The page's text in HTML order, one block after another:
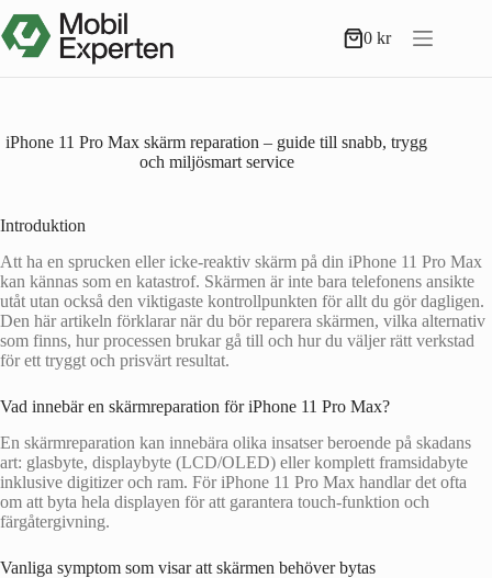
till
innehåll
Varukorg
0kr
iPhone 11 Pro Max skärm reparation – guide till snabb, trygg
och miljösmart service
Introduktion
Att ha en sprucken eller icke-reaktiv skärm på din iPhone 11 Pro Max
kan kännas som en katastrof. Skärmen är inte bara telefonens ansikte
utåt utan också den viktigaste kontrollpunkten för allt du gör dagligen.
Den här artikeln förklarar när du bör reparera skärmen, vilka alternativ
som finns, hur processen brukar gå till och hur du väljer rätt verkstad
för ett tryggt och prisvärt resultat.
Vad innebär en skärmreparation för iPhone 11 Pro Max?
En skärmreparation kan innebära olika insatser beroende på skadans
art: glasbyte, displaybyte (LCD/OLED) eller komplett framsidabyte
inklusive digitizer och ram. För iPhone 11 Pro Max handlar det ofta
om att byta hela displayen för att garantera touch-funktion och
färgåtergivning.
Vanliga symptom som visar att skärmen behöver bytas